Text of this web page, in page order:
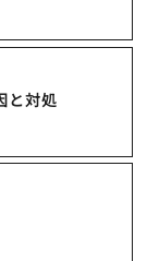
と対処